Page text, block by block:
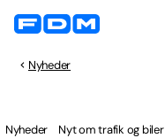
Nyheder
Nyheder Nyt om trafik og biler